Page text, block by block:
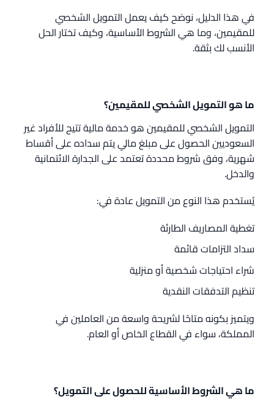
في هذا الدليل، نوضح كيف يعمل التمويل الشخصي
للمقيمين، وما هي الشروط الأساسية، وكيف تختار الحل
الأنسب لك بثقة.
ما هو التمويل الشخصي للمقيمين؟
التمويل الشخصي للمقيمين هو خدمة مالية تتيح للأفراد غير
السعوديين الحصول على مبلغ مالي يتم سداده على أقساط
شهرية، وفق شروط محددة تعتمد على الجدارة الائتمانية
والدخل.
يُستخدم هذا النوع من التمويل عادة في:
تغطية المصاريف الطارئة
سداد التزامات قائمة
شراء احتياجات شخصية أو منزلية
تنظيم التدفقات النقدية
ويتميز بكونه متاحًا لشريحة واسعة من العاملين في
المملكة، سواء في القطاع الخاص أو العام.
ما هي الشروط الأساسية للحصول على التمويل؟